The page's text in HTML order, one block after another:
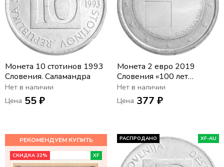
Монета 10 стотинов 1993
Словения. Саламандра
Нет в наличии
Цена 55 ₽
Монета 2 евро 2019
Словения «100 лет
основанию Люблянского
университета»
Нет в наличии
Цена 377 ₽
СКИДКА 32% XF
РАСПРОДАНО XF-AU